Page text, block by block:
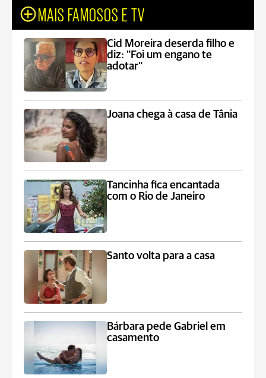
MAIS FAMOSOS E TV
Cid Moreira deserda filho e
diz: "Foi um engano te
adotar"
Joana chega à casa de Tânia
Tancinha fica encantada
com o Rio de Janeiro
Santo volta para a casa
Bárbara pede Gabriel em
casamento